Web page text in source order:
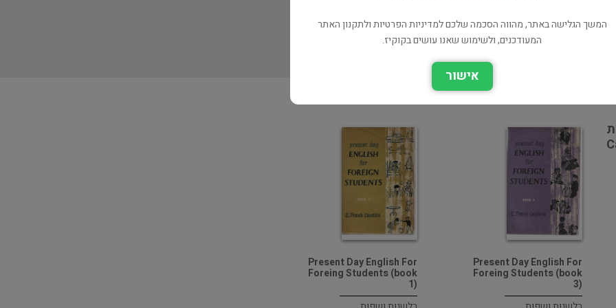
בעל הספר? לחץ כאן לעריכה/הסרה
Present Day English For
Foreing Students (book
3)
Present Day English For
Foreing Students (book
1)
המשך הגלישה באתר, מהווה הסכמה שלכם למדיניות הפרטיות ולתקנון האתר
המעודכנים, ולשימוש שאנו עושים בקוקיז.
אישור